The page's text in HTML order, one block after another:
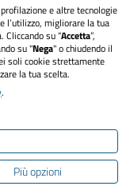
e altre tecnologie
l’utilizzo, migliorare la tua
Cliccando su “Accetta”,
su "Nega" o chiudendo il
soli cookie strettamente
la tua scelta.
.
Più opzioni